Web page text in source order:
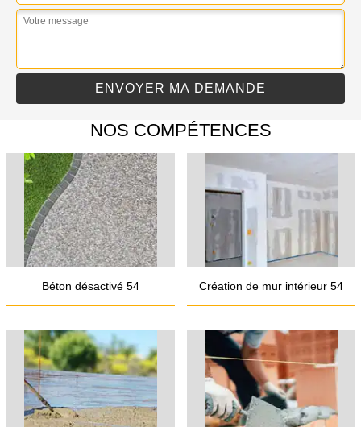
NOS COMPÉTENCES
Béton désactivé 54 Création de mur intérieur 54